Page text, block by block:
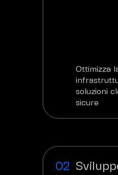
Ottimizza
soluzioni
sicure